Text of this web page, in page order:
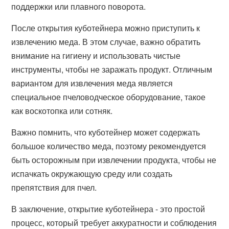
поддержки или плавного поворота.
После открытия куботейнера можно приступить к
извлечению меда. В этом случае, важно обратить
внимание на гигиену и использовать чистые
инструменты, чтобы не заражать продукт. Отличным
вариантом для извлечения меда является
специальное пчеловодческое оборудование, такое
как воскотопка или сотняк.
Важно помнить, что куботейнер может содержать
большое количество меда, поэтому рекомендуется
быть осторожным при извлечении продукта, чтобы не
испачкать окружающую среду или создать
препятствия для пчел.
В заключение, открытие куботейнера - это простой
процесс, который требует аккуратности и соблюдения